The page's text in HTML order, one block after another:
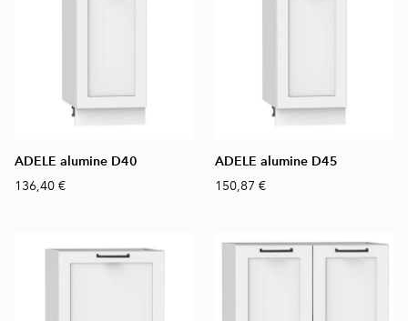
ADELE alumine D40
136,40 €
ADELE alumine D45
150,87 €